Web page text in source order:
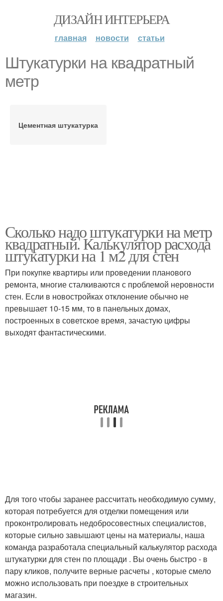
ДИЗАЙН ИНТЕРЬЕРА
главная новости статьи
Штукатурки на квадратный
метр
Цементная штукатурка
Сколько надо штукатурки на метр
квадратный. Калькулятор расхода
штукатурки на 1 м2 для стен
При покупке квартиры или проведении планового
ремонта, многие сталкиваются с проблемой неровности
стен. Если в новостройках отклонение обычно не
превышает 10-15 мм, то в панельных домах,
построенных в советское время, зачастую цифры
выходят фантастическими.
Для того чтобы заранее рассчитать необходимую сумму,
которая потребуется для отделки помещения или
проконтролировать недобросовестных специалистов,
которые сильно завышают цены на материалы, наша
команда разработала специальный калькулятор расхода
штукатурки для стен по площади . Вы очень быстро - в
пару кликов, получите верные расчеты , которые смело
можно использовать при поездке в строительных
магазин.